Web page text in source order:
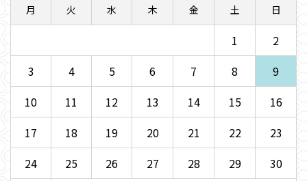
月
火 水 木 金 土 日
1
2
3
4 5 6 7 8
9
10
11 12 13 14 15
16
17
18 19 20 21 22
23
24
25 26 27 28 29 30